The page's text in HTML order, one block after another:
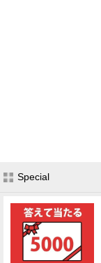
Special